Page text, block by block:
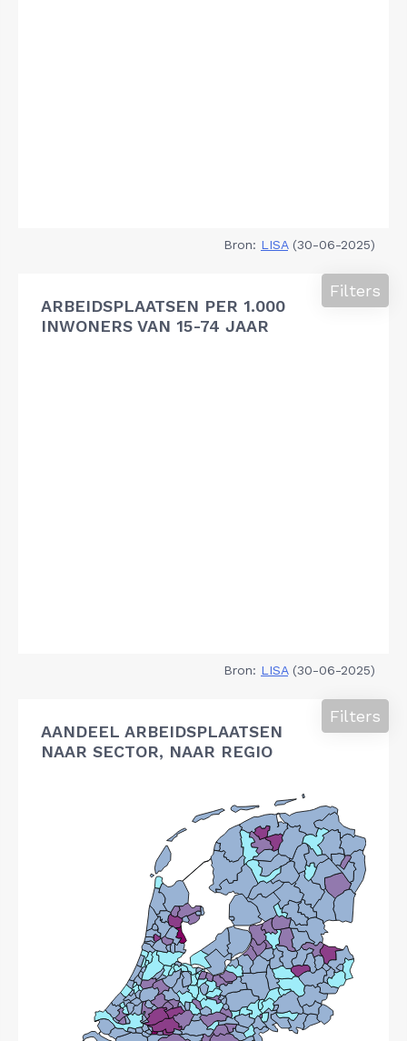
Bron: LISA(30-06-2025)
ARBEIDSPLAATSEN PER 1.000
INWONERS VAN 15-74 JAAR
Filters
Bron: LISA(30-06-2025)
AANDEEL ARBEIDSPLAATSEN
NAAR SECTOR, NAAR REGIO
Filters